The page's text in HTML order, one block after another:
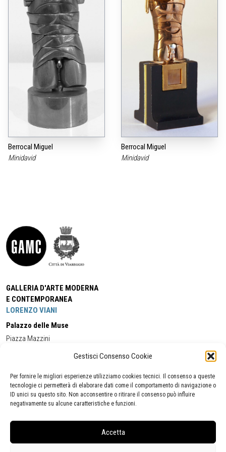
Gestisci Consenso Cookie
Per fornire le migliori esperienze utilizziamo cookies tecnici. Il consenso a queste
tecnologie ci permetterà di elaborare dati come il comportamento di navigazione o
ID unici su questo sito. Non acconsentire o ritirare il consenso può influire
negativamente su alcune caratteristiche e funzioni.
Accetta
Berrocal Miguel
Minidavid
Berrocal Miguel
Minidavid
GALLERIA D'ARTE MODERNA
E CONTEMPORANEA
LORENZO VIANI
Palazzo delle Muse
Piazza Mazzini
Cell:+39 338 5714978 (orario apertura Galleria)
Tel:
+39 0584 944580
(orario 09.00/13.00)
Email:gamc@comune.viareggio.lu.it
Segnalazione di inaccessibilità